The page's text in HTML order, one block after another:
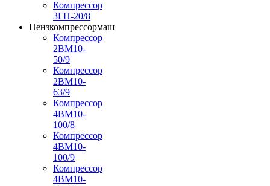
Компрессор
3ГП-20/8
Пензкомпрессормаш
Компрессор
2ВМ10-
50/9
Компрессор
2ВМ10-
63/9
Компрессор
4ВМ10-
100/8
Компрессор
4ВМ10-
100/9
Компрессор
4ВМ10-